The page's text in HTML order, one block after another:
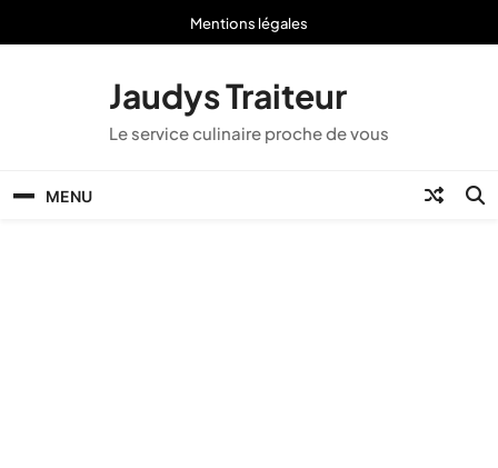
Mentions légales
Jaudys Traiteur
Le service culinaire proche de vous
MENU